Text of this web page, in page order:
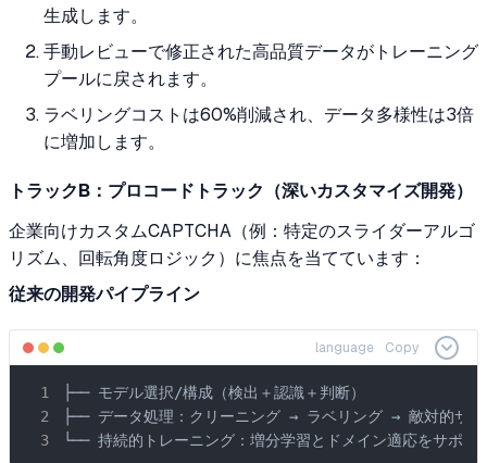
生成します。
手動レビューで修正された高品質データがトレーニング
プールに戻されます。
ラベリングコストは60%削減され、データ多様性は3倍
に増加します。
トラックB：プロコードトラック（深いカスタマイズ開発）
企業向けカスタムCAPTCHA（例：特定のスライダーアルゴ
リズム、回転角度ロジック）に焦点を当てています：
従来の開発パイプライン
language Copy
├── モデル選択/構成（検出＋認識＋判断）
├── データ処理：クリーニング → ラベリング → 敵対的サン
└── 持続的トレーニング：増分学習とドメイン適応をサポー